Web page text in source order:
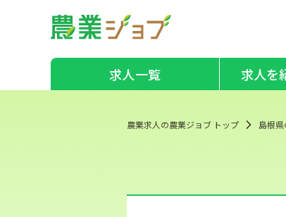
求人一覧 求人を
農業求人の農業ジョブ トップ 島根